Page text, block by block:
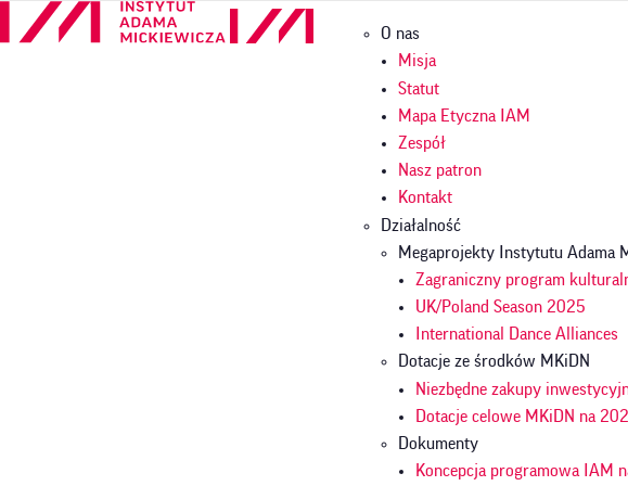
Przejdź
do
Główna
nawigacja
O nas
Misja
Statut
Mapa Etyczna IAM
Zespół
Nasz patron
Kontakt
Działalność
Megaprojekty Instytutu Adama
Zagraniczny program
UK/Poland Season 2025
International Dance Alliances
Dotacje ze środków MKiDN
Niezbędne zakupy
Dotacje celowe MKiDN na
Dokumenty
Koncepcja programowa IAM